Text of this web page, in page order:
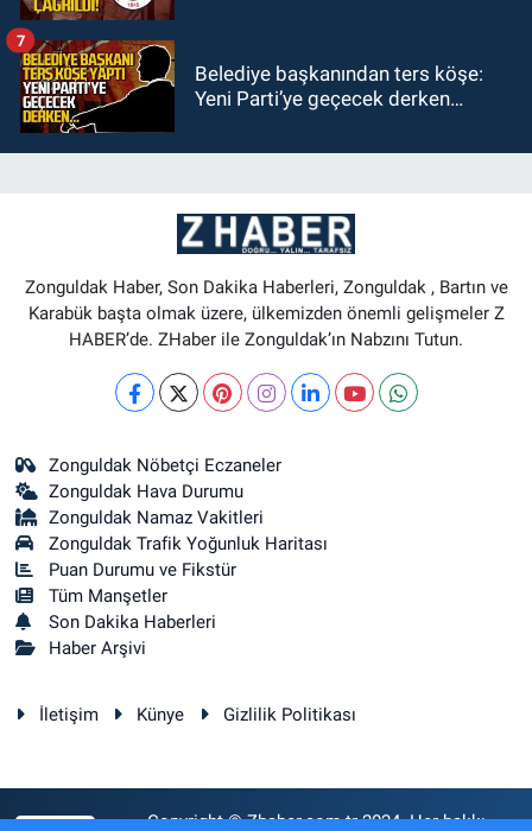
Belediye başkanından ters köşe:
Yeni Parti’ye geçecek derken…
7
Zonguldak Haber, Son Dakika Haberleri, Zonguldak , Bartın ve
Karabük başta olmak üzere, ülkemizden önemli gelişmeler Z
HABER’de. ZHaber ile Zonguldak’ın Nabzını Tutun.
Zonguldak Nöbetçi Eczaneler
Zonguldak Hava Durumu
Zonguldak Namaz Vakitleri
Zonguldak Trafik Yoğunluk Haritası
Puan Durumu ve Fikstür
Tüm Manşetler
Son Dakika Haberleri
Haber Arşivi
İletişim Künye Gizlilik Politikası
Copyright © Zhaber.com.tr 2024. Her hakkı